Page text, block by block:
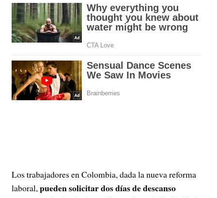
Los trabajadores en Colombia, dada la nueva reforma
laboral,pueden solicitar dos días de descanso